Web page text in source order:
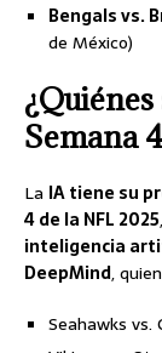
Bengals vs.
de México)
Semana
La IA tiene su
4 de la NFL 2025
inteligencia
DeepMind,
Seahawks vs.